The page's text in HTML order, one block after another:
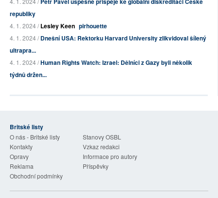
republiky
4. 1. 2024 /Lesley Keen pirhouette
4. 1. 2024 /Dnešní USA: Rektorku Harvard University zlikvidoval šílený
ultrapra...
4. 1. 2024 /Human Rights Watch: Izrael: Dělníci z Gazy byli několik
týdnů držen...
Britské listy
O nás - Britské listy
Stanovy OSBL
Kontakty
Vzkaz redakci
Opravy
Informace pro autory
Reklama
Příspěvky
Obchodní podmínky